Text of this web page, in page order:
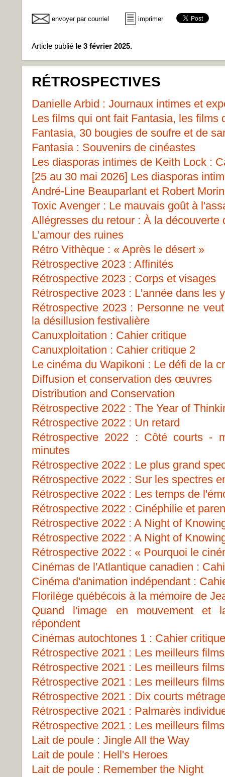
envoyer par courriel imprimer
Article publié le 3 février 2025.
RÉTROSPECTIVES
Danielle Arbid : Journaux intimes et
Les films qui ont fait Fantasia, les films
Fantasia, 30 bougies de soufre et de
Fantasia : Souvenirs de cinéastes
Les diasporas intimes de Keith Lock :
[25 au 30 mai 2026] Les diasporas
André-Line Beauparlant et Robert
Toxic Avenger : Le mauvais goût à
Allégresses du retour : À la
L’amour des ruines
Rétro Vithèque : « Après le désert »
Rétrospective 2023 : Affinités
Rétrospective 2023 : Corps et visages
Rétrospective 2023 : L'année dans les
Rétrospective 2023 : Personne ne
la désillusion festivalière
Canuxploitation : Cahier critique
Canuxploitation : Cahier critique 2
Le cinéma du Wapikoni : Le défi de la
Diffusion et conservation des œuvres
Distribution and Conservation
Rétrospective 2022 : The Year of
Rétrospective 2022 : Un retard
Rétrospective 2022 : Côté courts -
minutes
Rétrospective 2022 : Le plus grand
Rétrospective 2022 : Sur les spectres
Rétrospective 2022 : Les temps de
Rétrospective 2022 : Cinéphilie et
Rétrospective 2022 : A Night of
Rétrospective 2022 : A Night of
Rétrospective 2022 : « Pourquoi le
Cinémas de l'Atlantique canadien :
Cinéma d'animation indépendant :
Florilège québécois à la mémoire de
Quand l'image en mouvement et
répondent
Cinémas autochtones 1 : Cahier critique
Rétrospective 2021 : Les meilleurs
Rétrospective 2021 : Les meilleurs
Rétrospective 2021 : Les meilleurs
Rétrospective 2021 : Dix courts
Rétrospective 2021 : Palmarès
Rétrospective 2021 : Les meilleurs
Lait de poule : Jingle All the Way
Lait de poule : Hell's Heroes
Lait de poule : Remember the Night